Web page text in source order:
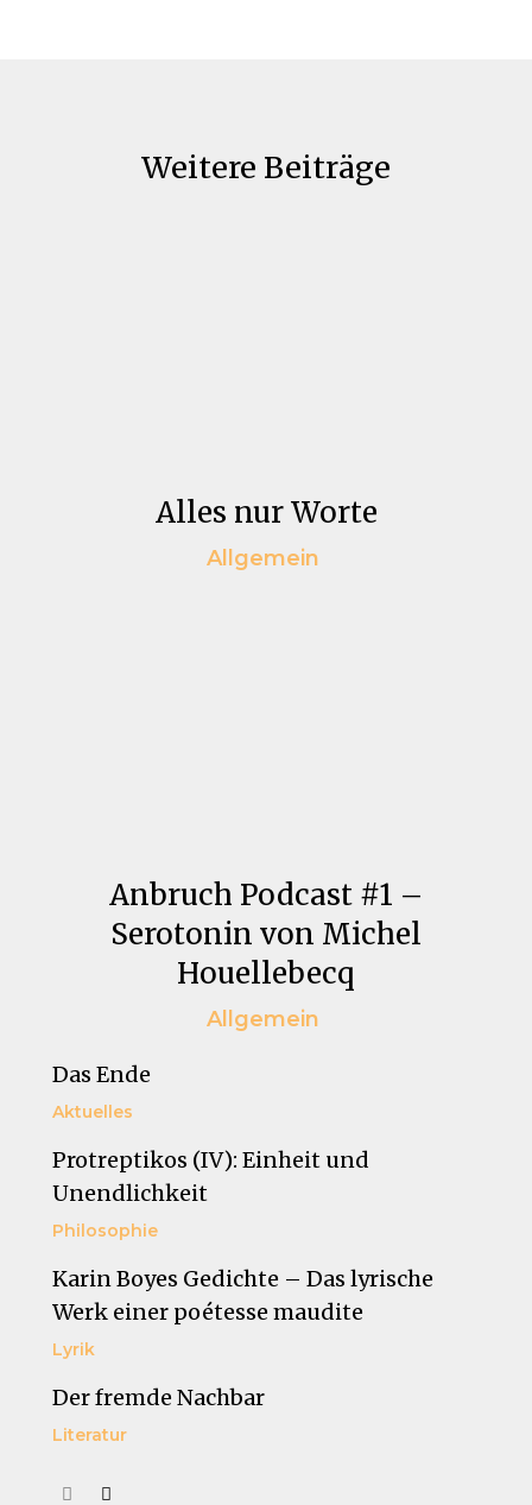
Weitere Beiträge
Alles nur Worte
Allgemein
Anbruch Podcast #1 –
Serotonin von Michel
Houellebecq
Allgemein
Das Ende
Aktuelles
Protreptikos (IV): Einheit und
Unendlichkeit
Philosophie
Karin Boyes Gedichte – Das lyrische
Werk einer poétesse maudite
Lyrik
Der fremde Nachbar
Literatur